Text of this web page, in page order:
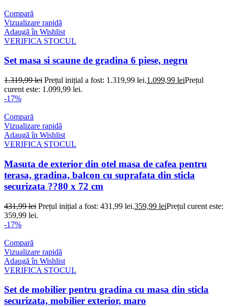
Compară
Vizualizare rapidă
Adaugă în Wishlist
VERIFICA STOCUL
Set masa si scaune de gradina 6 piese, negru
1.319,99lei Prețul inițial a fost: 1.319,99 lei.1.099,99 leiPrețul
curent este: 1.099,99 lei.
-17%
Compară
Vizualizare rapidă
Adaugă în Wishlist
VERIFICA STOCUL
Masuta de exterior din otel masa de cafea pentru
terasa, gradina, balcon cu suprafata din sticla
securizata ??80 x 72 cm
431,99lei Prețul inițial a fost: 431,99 lei.359,99 leiPrețul curent este:
359,99 lei.
-17%
Compară
Vizualizare rapidă
Adaugă în Wishlist
VERIFICA STOCUL
Set de mobilier pentru gradina cu masa din sticla
securizata, mobilier exterior, maro